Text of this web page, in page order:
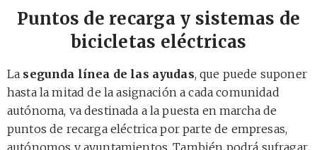
Puntos de recarga y sistemas de
bicicletas eléctricas
La segunda línea de las ayudas, que puede suponer
hasta la mitad de la asignación a cada comunidad
autónoma, va destinada a la puesta en marcha de
puntos de recarga eléctrica por parte de empresas,
autónomos y ayuntamientos. También podrá sufragar